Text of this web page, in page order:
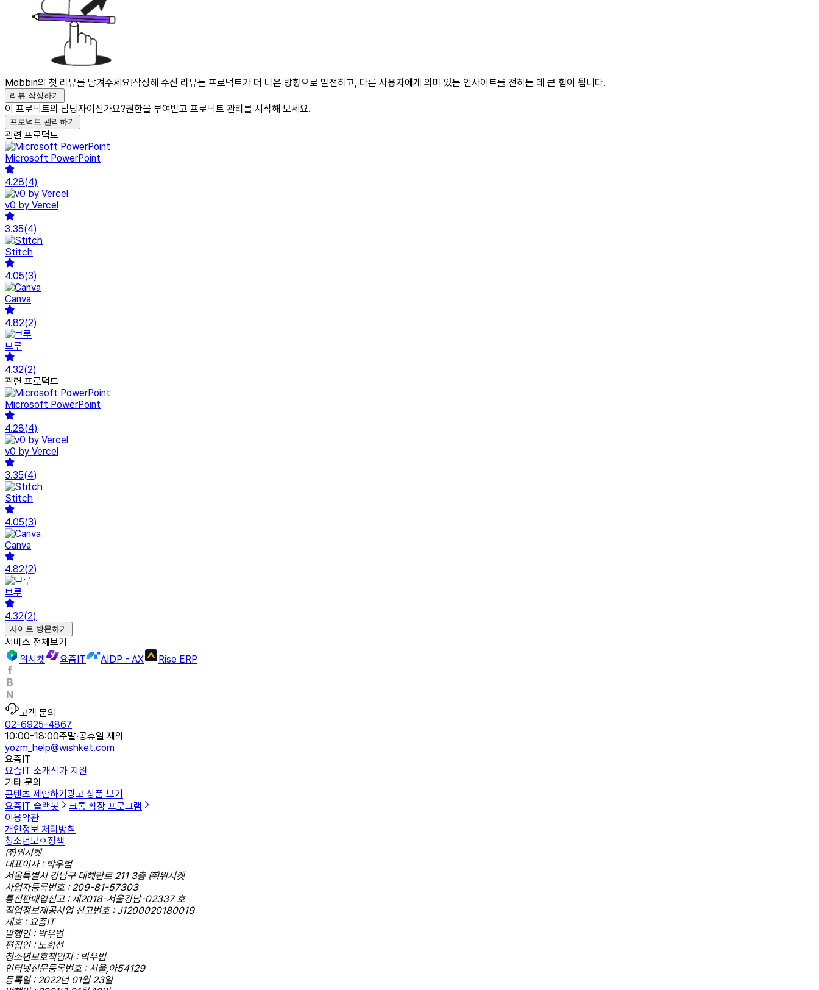
Mobbin의 첫 리뷰를 남겨주세요!작성해 주신 리뷰는 프로덕트가 더 나은 방향으로 발전하고, 다른 사용자에게 의미 있는 인사이트를 전하는 데 큰 힘이 됩니다.
리뷰 작성하기
이 프로덕트의 담당자이신가요?권한을 부여받고 프로덕트 관리를 시작해 보세요.
프로덕트 관리하기
관련 프로덕트
Microsoft PowerPoint
4.28(4)
v0 by Vercel
3.35(4)
Stitch
4.05(3)
Canva
4.82(2)
브루
4.32(2)
관련 프로덕트
Microsoft PowerPoint
4.28(4)
v0 by Vercel
3.35(4)
Stitch
4.05(3)
Canva
4.82(2)
브루
4.32(2)
사이트 방문하기
서비스 전체보기
위시켓
요즘IT AIDP - AX Rise ERP
고객 문의
02-6925-4867
10:00-18:00주말·공휴일 제외
yozm_help@wishket.com
요즘IT
요즘IT 소개작가 지원
기타 문의
콘텐츠 제안하기광고 상품 보기
요즘IT 슬랙봇
크롬 확장 프로그램
이용약관
개인정보 처리방침
청소년보호정책
㈜위시켓
대표이사 : 박우범
서울특별시 강남구 테헤란로 211 3층 ㈜위시켓
사업자등록번호 : 209-81-57303
통신판매업신고 : 제2018-서울강남-02337 호
직업정보제공사업 신고번호 : J1200020180019
제호 : 요즘IT
발행인 : 박우범
편집인 : 노희선
청소년보호책임자 : 박우범
인터넷신문등록번호 : 서울,아54129
등록일 : 2022년 01월 23일